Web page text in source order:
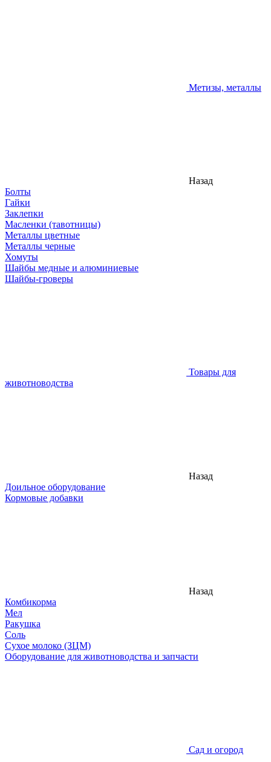
Метизы, металлы
Назад
Болты
Гайки
Заклепки
Масленки (тавотницы)
Металлы цветные
Металлы черные
Хомуты
Шайбы медные и алюминиевые
Шайбы-гроверы
Товары для
животноводства
Назад
Доильное оборудование
Кормовые добавки
Назад
Комбикорма
Мел
Ракушка
Соль
Сухое молоко (ЗЦМ)
Оборудование для животноводства и запчасти
Сад и огород